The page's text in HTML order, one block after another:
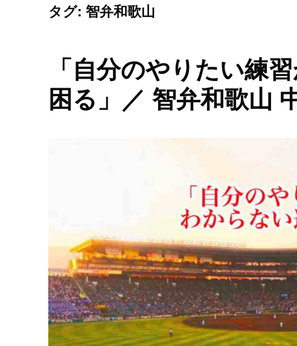
タグ: 智弁和歌山
「自分のやりたい練
困る」／ 智弁和歌山